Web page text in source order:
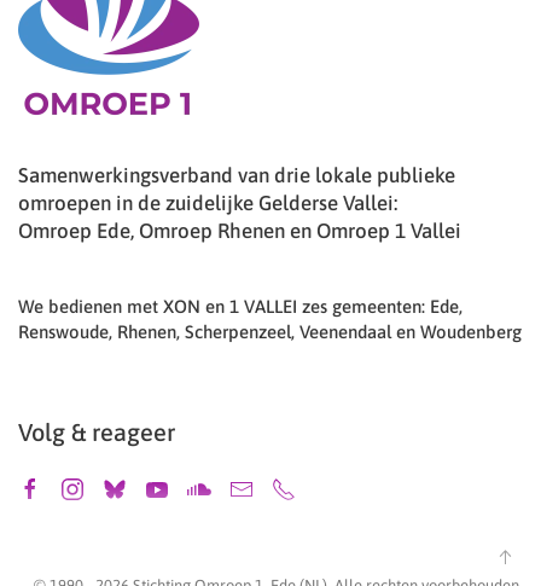
Samenwerkingsverband van drie lokale publieke
omroepen in de zuidelijke Gelderse Vallei:
Omroep Ede, Omroep Rhenen en Omroep 1 Vallei
We bedienen met XON en 1 VALLEI zes gemeenten: Ede,
Renswoude, Rhenen, Scherpenzeel, Veenendaal en Woudenberg
Volg & reageer